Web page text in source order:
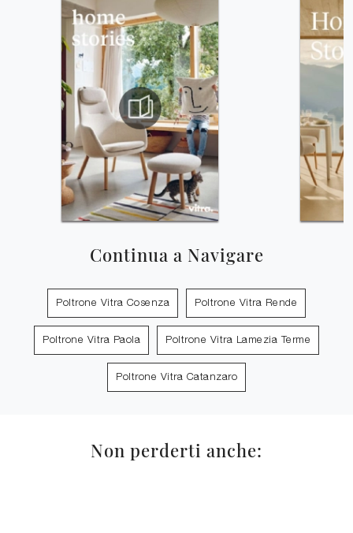
Continua a Navigare
Poltrone Vitra Cosenza Poltrone Vitra Rende
Poltrone Vitra Paola Poltrone Vitra Lamezia Terme
Poltrone Vitra Catanzaro
Non perderti anche: